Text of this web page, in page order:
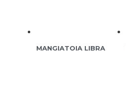
MANGIATOIA LIBRA